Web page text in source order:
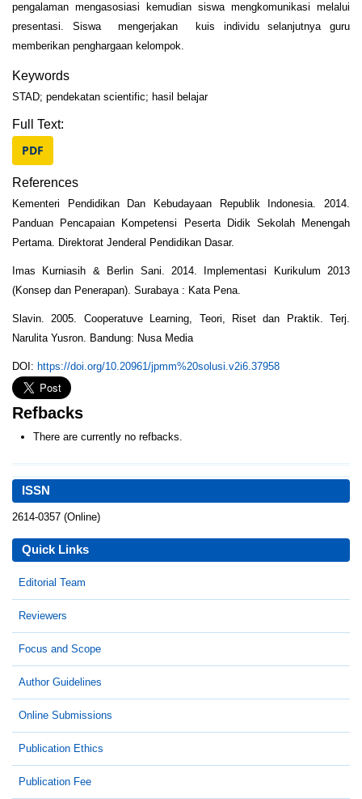
ISSN
2614-0357 (Online)
Quick Links
Editorial Team
Reviewers
Focus and Scope
Author Guidelines
Online Submissions
Publication Ethics
Publication Fee
pengalaman mengasosiasi kemudian siswa mengkomunikasi melalui
presentasi. Siswa mengerjakan kuis individu selanjutnya guru
memberikan penghargaan kelompok.
Keywords
STAD; pendekatan scientific; hasil belajar
Full Text:
PDF
References
Kementeri Pendidikan Dan Kebudayaan Republik Indonesia. 2014.
Panduan Pencapaian Kompetensi Peserta Didik Sekolah Menengah
Pertama. Direktorat Jenderal Pendidikan Dasar.
Imas Kurniasih & Berlin Sani. 2014. Implementasi Kurikulum 2013
(Konsep dan Penerapan). Surabaya : Kata Pena.
Slavin. 2005. Cooperatuve Learning, Teori, Riset dan Praktik. Terj.
Narulita Yusron. Bandung: Nusa Media
DOI: https://doi.org/10.20961/jpmm%20solusi.v2i6.37958
Refbacks
There are currently no refbacks.